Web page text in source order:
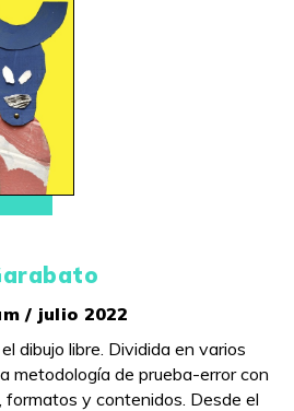
/ julio 2022
dibujo libre. Dividida en varios
metodología de prueba-error con
formatos y contenidos. Desde el